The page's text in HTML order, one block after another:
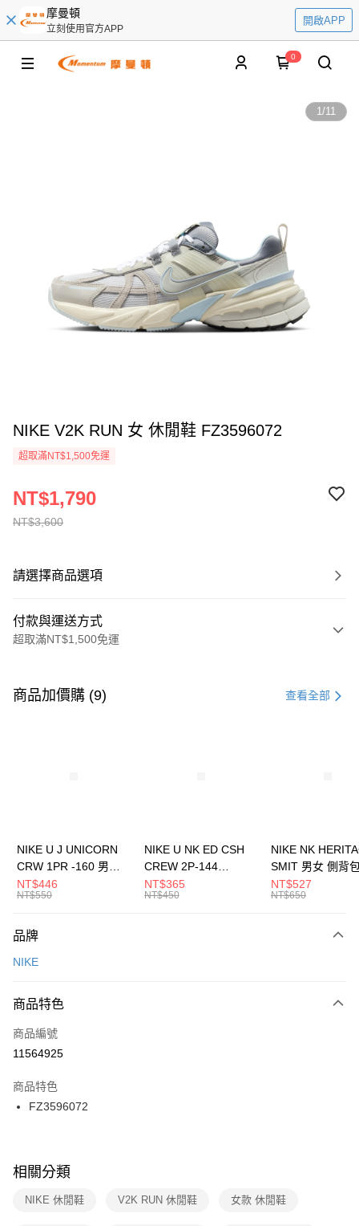
摩曼頓
立刻使用官方APP
開啟APP
0
1/11
NIKE V2K RUN 女 休閒鞋 FZ3596072
超取滿NT$1,500免運
NT$3,600
NT$1,790
請選擇商品選項
付款與運送方式
超取滿NT$1,500免運
信用卡一次付款
元大商業銀行
台灣樂天信用卡公司
全盈+PAY
AFTEE先享後付
【關於「AFTEE先享後付」】
便利好安心！
３．安心：先確認商品／服務後，再付款。
【「AFTEE先享後付」結帳流程】
１．於結帳方式選擇「AFTEE先享後付」後，將跳轉至「AFTEE先享後付」
２．訂單成立數日內，您將收到繳費通知簡訊。
３．收到繳費通知簡訊後14天內，點擊此簡訊中的連結，可透過四大超商／
ATM／網路銀行／等多元方式進行付款，方視為交易完成。
※ 交易是否成功請以「AFTEE先享後付 」之結帳頁面顯示為準，若有關於
是否繳費成功／繳費後需取消欲退款等相關疑問，請聯繫「AFTEE先享後付
客戶支援中心」
https://netprotections.freshdesk.com/support/home
運送方式
每筆NT$100，滿NT$1,500(含以上)免運費
宅配
每筆NT$100，滿NT$1,500(含以上)免運費
付款後門市自取
每筆NT$100，滿NT$1,500(含以上)免運費
商品加價購 (9) 查看全部
NIKE U J UNICORN
CRW 1PR -160 男女
中統襪 FZ3393100
NT$446
NT$550
NIKE U NK ED CSH
CREW 2P-144
EMBRDY 男女 短統襪
FZ3073133
NT$365
NT$450
NIKE NK
SMIT 男女 側背
BA5871010
NT$527
NT$650
品牌
NIKE
商品特色
商品編號
11564925
商品特色
FZ3596072
相關分類
NIKE 休閒鞋 V2K RUN 休閒鞋 女款 休閒鞋